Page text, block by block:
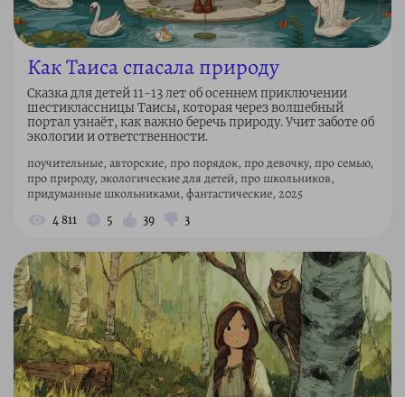
Как Таиса спасала природу
Сказка для детей 11-13 лет об осеннем приключении
шестиклассницы Таисы, которая через волшебный
портал узнаёт, как важно беречь природу. Учит заботе об
экологии и ответственности.
поучительные, авторские, про порядок, про девочку, про семью,
про природу, экологические для детей, про школьников,
придуманные школьниками, фантастические, 2025
4 811 5 39 3